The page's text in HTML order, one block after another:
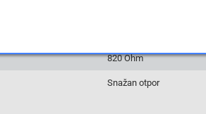
820 Ohm
Snažan otpor